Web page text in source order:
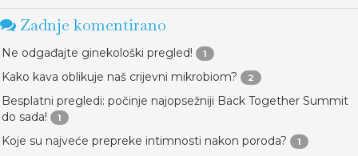
Zadnje komentirano
Ne odgađajte ginekološki pregled! 1
Kako kava oblikuje naš crijevni mikrobiom? 2
Besplatni pregledi: počinje najopsežniji Back Together Summit
do sada!
1
Koje su najveće prepreke intimnosti nakon poroda? 1